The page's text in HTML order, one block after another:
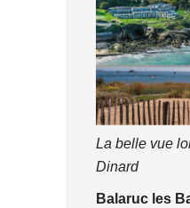
La belle vue
Dinard
Balaruc les